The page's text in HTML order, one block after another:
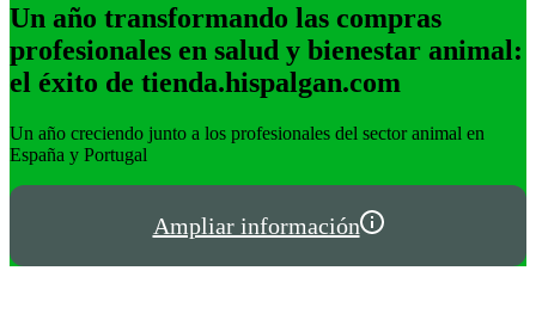
Un año transformando las compras
profesionales en salud y bienestar animal:
el éxito de tienda.hispalgan.com
Un año creciendo junto a los profesionales del sector animal en
España y Portugal
Ampliar información